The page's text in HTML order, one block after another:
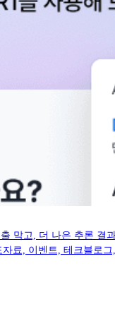
막고, 더 나은 추론
료, 이벤트, 테크블로그,